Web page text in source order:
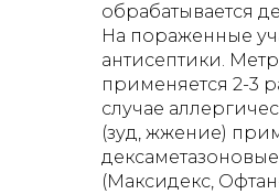
обрабатывается
На пораженные
антисептики.
применяется 2-3
случае
(зуд, жжение)
(Максидекс,